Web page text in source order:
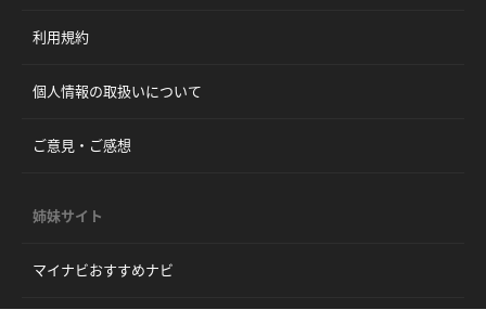
利用規約
個人情報の取扱いについて
ご意見・ご感想
姉妹サイト
マイナビおすすめナビ